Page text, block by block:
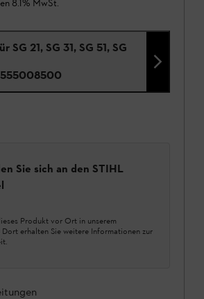
8.1% MwSt.
SG 21, SG 31, SG 51, SG
Sie sich an den STIHL
Produkt vor Ort in unserem
Dort erhalten Sie weitere Informationen zur